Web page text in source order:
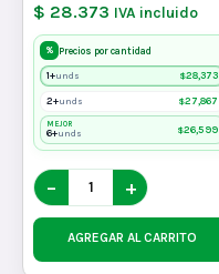
$ 28.373 IVA incluido
% Precios por cantidad
1+unds $28,373
2+unds $27,867
MEJOR
6+unds $26,599
− +
AGREGAR AL CARRITO